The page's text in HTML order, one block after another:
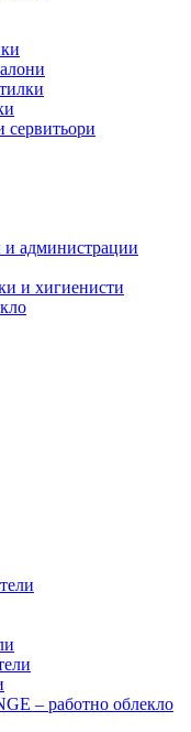
сервитьори
и администрации
и хигиенисти